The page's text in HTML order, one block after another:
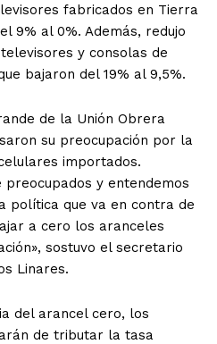
fabricados en Tierra
9% al 0%. Además, redujo
y consolas de
bajaron del 19% al 9,5%.
de la Unión Obrera
su preocupación por la
importados.
y entendemos
política que va en contra de
a cero los aranceles
sostuvo el secretario
Linares.
del arancel cero, los
de tributar la tasa